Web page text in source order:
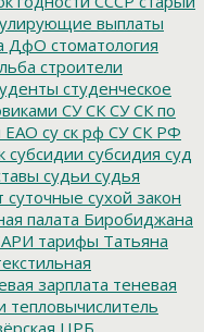
выплаты
ДфО стоматология
строители
студенческое
СУ СК СУ СК по
ЕАО су ск рф СУ СК РФ
субсидии субсидия суд
судьи судья
суточные сухой закон
палата Биробиджана
тарифы Татьяна
зарплата теневая
тепловычислитель
ЦРБ